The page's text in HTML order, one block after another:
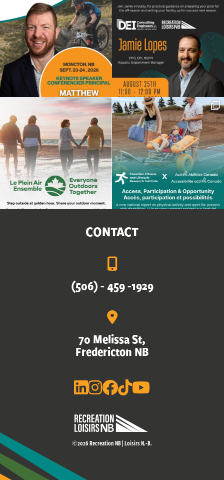
CONTACT
(506) - 459 -1929
70 Melissa St,
Fredericton NB
©2026 Recreation NB | Loisirs N.-B.